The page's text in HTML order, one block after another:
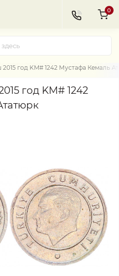
0
год KM# 1242 Мустафа Кемаль
год KM# 1242